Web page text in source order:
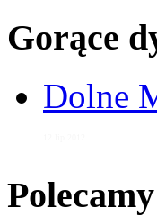
Gorące
Dolne
Polecamy